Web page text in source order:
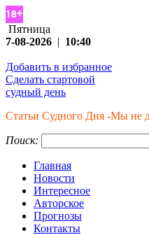
Пятница
7-08-2026 | 10:40
Добавить в избранное
Сделать стартовой
судный день
Статьи Судного Дня -Мы не
Поиск:
Главная
Новости
Интересное
Авторское
Прогнозы
Контакты